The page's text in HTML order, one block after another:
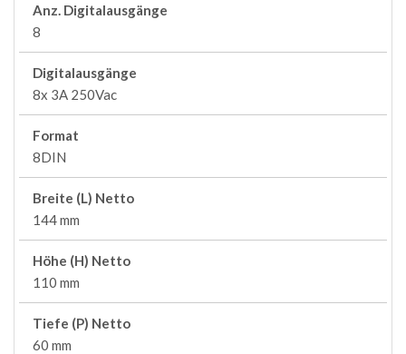
Anz. Digitalausgänge
8
Digitalausgänge
8x 3A 250Vac
Format
8DIN
Breite (L) Netto
144 mm
Höhe (H) Netto
110 mm
Tiefe (P) Netto
60 mm